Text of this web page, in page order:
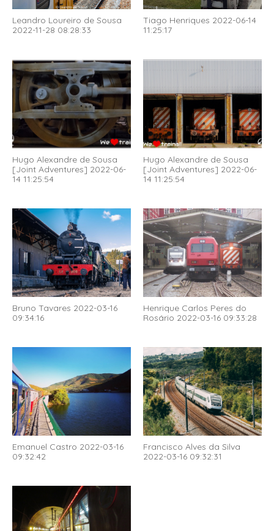
Leandro Loureiro de Sousa
2022-11-28 08:28:33
Tiago Henriques 2022-06-14
11:25:17
Hugo Alexandre de Sousa
[Joint Adventures] 2022-06-
14 11:25:54
Hugo Alexandre de Sousa
[Joint Adventures] 2022-06-
14 11:25:54
Bruno Tavares 2022-03-16
09:34:16
Henrique Carlos Peres do
Rosário 2022-03-16 09:33:28
Emanuel Castro 2022-03-16
09:32:42
Francisco Alves da Silva
2022-03-16 09:32:31